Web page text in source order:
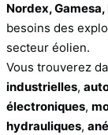
Nordex,
besoins des
secteur éolien.
Vous trouverez
industrielles,
électroniques,
hydrauliques,